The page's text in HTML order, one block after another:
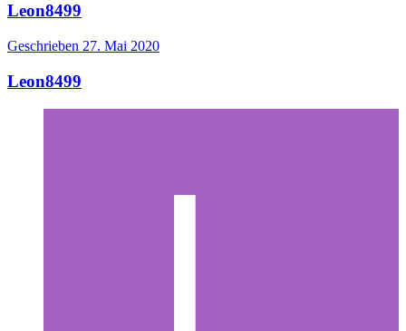
Leon8499
Geschrieben 27. Mai 2020
Leon8499